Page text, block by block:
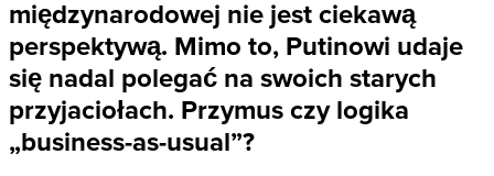
międzynarodowej nie jest ciekawą
perspektywą. Mimo to, Putinowi udaje
się nadal polegać na swoich starych
przyjaciołach. Przymus czy logika
„business-as-usual”?